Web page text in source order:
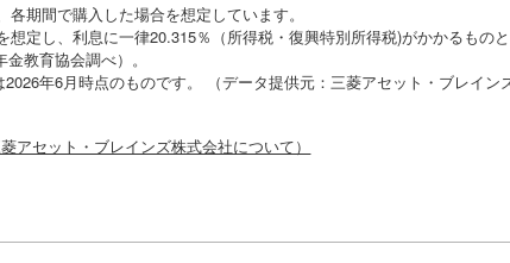
期間で購入した場合を想定しています。
定し、利息に一律20.315％（所得税・復興特別所得税)がかかるものと
教育協会調べ）。
年6月時点のものです。 （データ提供元：三菱アセット・ブレイン
菱アセット・ブレインズ株式会社について）